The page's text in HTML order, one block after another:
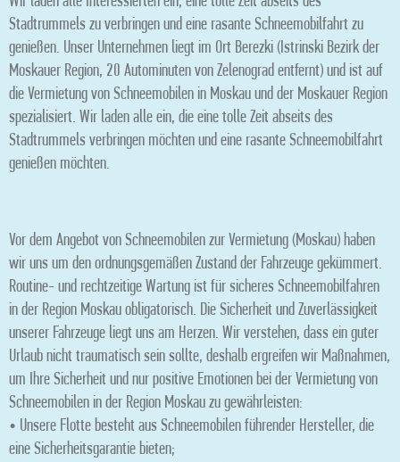
Stadtrummels zu verbringen und eine rasante Schneemobilfahrt zu
genießen. Unser Unternehmen liegt im Ort Berezki (Istrinski Bezirk der
Moskauer Region, 20 Autominuten von Zelenograd entfernt) und ist auf
die Vermietung von Schneemobilen in Moskau und der Moskauer Region
spezialisiert. Wir laden alle ein, die eine tolle Zeit abseits des
Stadtrummels verbringen möchten und eine rasante Schneemobilfahrt
genießen möchten.
Vor dem Angebot von Schneemobilen zur Vermietung (Moskau) haben
wir uns um den ordnungsgemäßen Zustand der Fahrzeuge gekümmert.
Routine- und rechtzeitige Wartung ist für sicheres Schneemobilfahren
in der Region Moskau obligatorisch. Die Sicherheit und Zuverlässigkeit
unserer Fahrzeuge liegt uns am Herzen. Wir verstehen, dass ein guter
Urlaub nicht traumatisch sein sollte, deshalb ergreifen wir Maßnahmen,
um Ihre Sicherheit und nur positive Emotionen bei der Vermietung von
Schneemobilen in der Region Moskau zu gewährleisten:
• Unsere Flotte besteht aus Schneemobilen führender Hersteller, die
eine Sicherheitsgarantie bieten;